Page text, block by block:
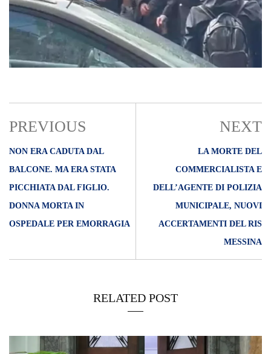
PREVIOUS
NON ERA CADUTA DAL
BALCONE. MA ERA STATA
PICCHIATA DAL FIGLIO.
DONNA MORTA IN
OSPEDALE PER EMORRAGIA
NEXT
LA MORTE DEL
COMMERCIALISTA E
DELL’AGENTE DI POLIZIA
MUNICIPALE, NUOVI
ACCERTAMENTI DEL RIS
MESSINA
RELATED POST